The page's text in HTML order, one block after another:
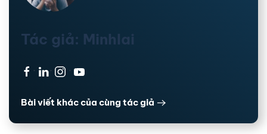
Tác giả: Minhlai
· · ·
Bài viết khác của cùng tác giả